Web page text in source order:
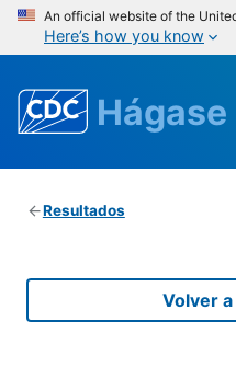
An official website of the
Here’s how you know
Hágase
Resultados
Volver